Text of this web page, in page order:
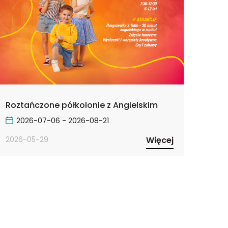
Roztańczone półkolonie z Angielskim
2026-07-06 - 2026-08-21
2026-05-29
Więcej